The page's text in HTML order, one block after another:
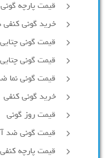
قیمت پارچه
خرید گونی کنفی
قیمت گونی
قیمت گونی
قیمت گونی نما
خرید گونی کنفی
قیمت روز گونی
قیمت گونی ضد
قیمت پارچه کنفی